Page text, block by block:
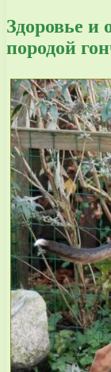
Здоровье и
породой